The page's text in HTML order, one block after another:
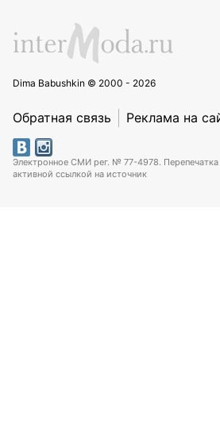
Dima Babushkin © 2000 - 2026
Обратная связь Реклама на
Электронное СМИ рег. № 77-4978. Перепечатка
активной ссылкой на источник